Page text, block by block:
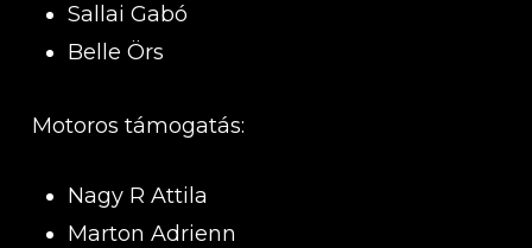
Sallai Gabó
Belle Örs
Motoros támogatás:
Nagy R Attila
Marton Adrienn